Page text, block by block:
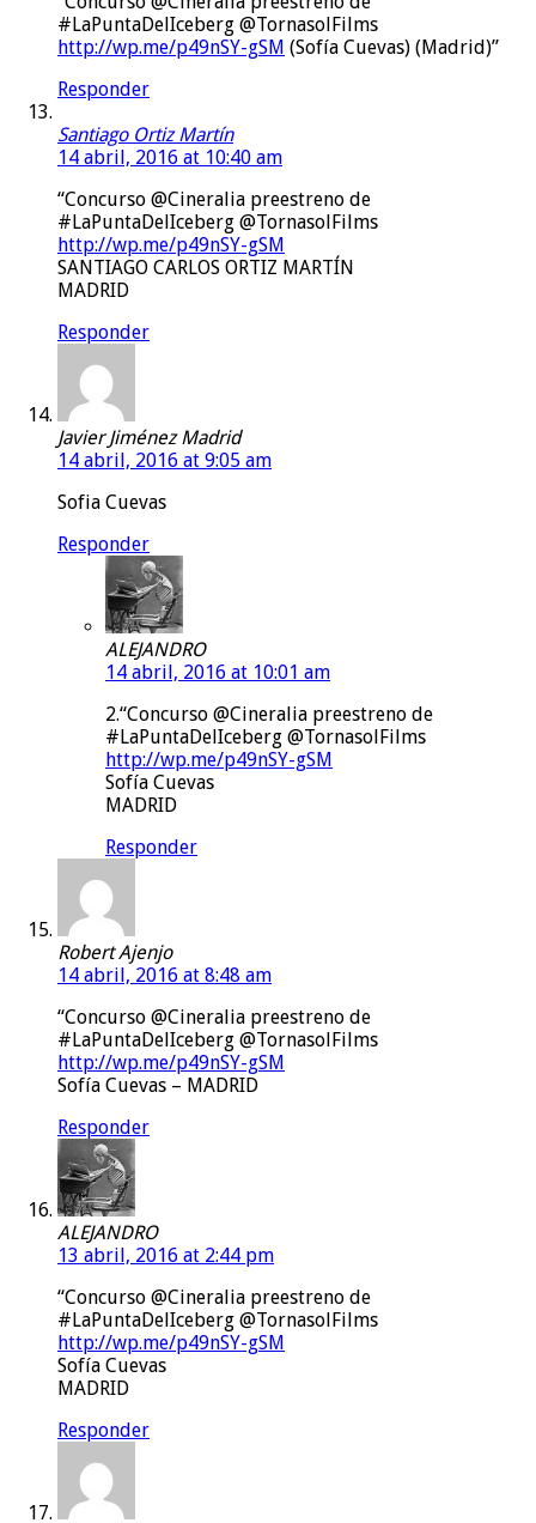
#LaPuntaDelIceberg @TornasolFilms
http://wp.me/p49nSY-gSM (Sofía Cuevas) (Madrid)”
Responder
Santiago Ortiz Martín
14 abril, 2016 at 10:40 am
“Concurso @Cineralia preestreno de
#LaPuntaDelIceberg @TornasolFilms
http://wp.me/p49nSY-gSM
SANTIAGO CARLOS ORTIZ MARTÍN
MADRID
Responder
Javier Jiménez Madrid
14 abril, 2016 at 9:05 am
Sofia Cuevas
Responder
ALEJANDRO
14 abril, 2016 at 10:01 am
2.“Concurso @Cineralia preestreno de
#LaPuntaDelIceberg @TornasolFilms
http://wp.me/p49nSY-gSM
Sofía Cuevas
MADRID
Responder
Robert Ajenjo
14 abril, 2016 at 8:48 am
“Concurso @Cineralia preestreno de
#LaPuntaDelIceberg @TornasolFilms
http://wp.me/p49nSY-gSM
Sofía Cuevas – MADRID
Responder
ALEJANDRO
13 abril, 2016 at 2:44 pm
“Concurso @Cineralia preestreno de
#LaPuntaDelIceberg @TornasolFilms
http://wp.me/p49nSY-gSM
Sofía Cuevas
MADRID
Responder